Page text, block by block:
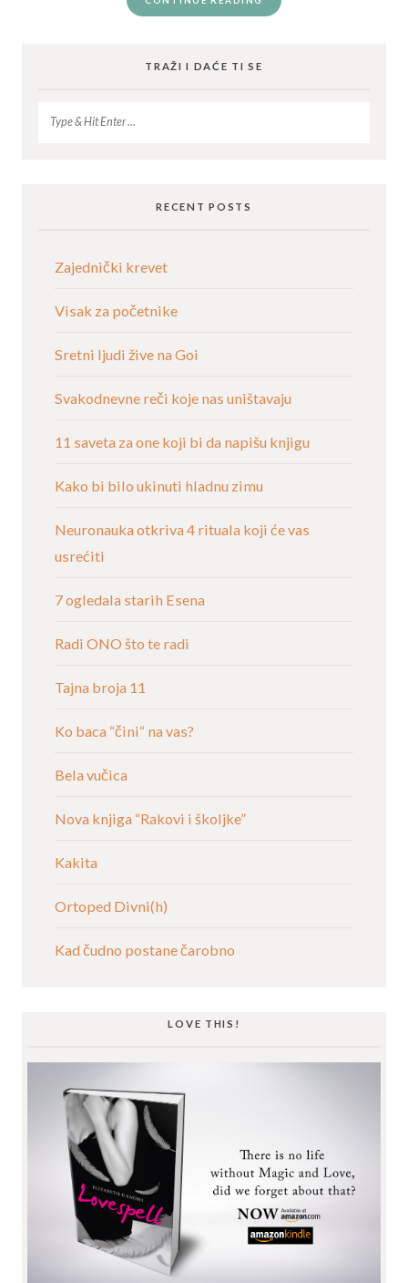
TRAŽI I DAĆE TI SE
RECENT POSTS
Zajednički krevet
Visak za početnike
Sretni ljudi žive na Goi
Svakodnevne reči koje nas uništavaju
11 saveta za one koji bi da napišu knjigu
Kako bi bilo ukinuti hladnu zimu
Neuronauka otkriva 4 rituala koji će vas
usrećiti
7 ogledala starih Esena
Radi ONO što te radi
Tajna broja 11
Ko baca “čini“ na vas?
Bela vučica
Nova knjiga “Rakovi i školjke”
Kakita
Ortoped Divni(h)
Kad čudno postane čarobno
LOVE THIS!